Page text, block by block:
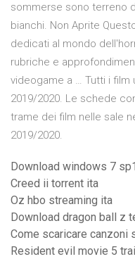
sommerse sono terreno
bianchi. Non Aprite
dedicati al mondo
rubriche e
videogame a … Tutti i film
2019/2020. Le schede
trame dei film nelle sale
2019/2020.
Download windows 7
Creed ii torrent ita
Oz hbo streaming ita
Download dragon ball z
Come scaricare canzoni
Resident evil movie 5